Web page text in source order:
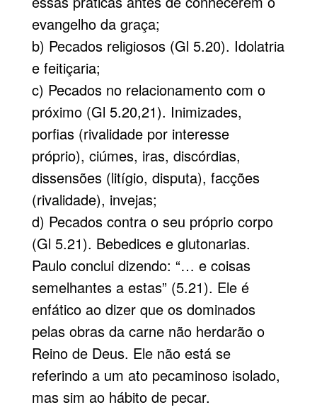
evangelho da graça;
b) Pecados religiosos (Gl 5.20). Idolatria
e feitiçaria;
c) Pecados no relacionamento com o
próximo (Gl 5.20,21). Inimizades,
porfias (rivalidade por interesse
próprio), ciúmes, iras, discórdias,
dissensões (litígio, disputa), facções
(rivalidade), invejas;
d) Pecados contra o seu próprio corpo
(Gl 5.21). Bebedices e glutonarias.
Paulo conclui dizendo: “… e coisas
semelhantes a estas” (5.21). Ele é
enfático ao dizer que os dominados
pelas obras da carne não herdarão o
Reino de Deus. Ele não está se
referindo a um ato pecaminoso isolado,
mas sim ao hábito de pecar.